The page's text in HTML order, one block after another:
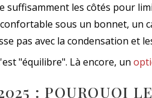
suffisamment les côtés pour
sous un bonnet, un
pas avec la condensation et
"équilibre". Là encore, un
: POURQUOI